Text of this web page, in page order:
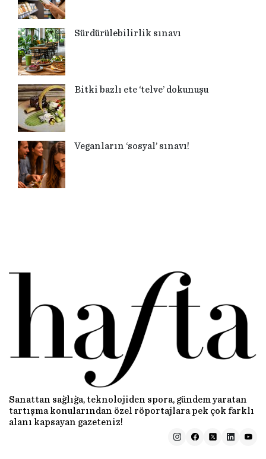
Sürdürülebilirlik sınavı
Bitki bazlı ete ‘telve’ dokunuşu
Veganların ‘sosyal’ sınavı!
Sanattan sağlığa, teknolojiden spora, gündem yaratan
tartışma konularından özel röportajlara pek çok farklı
alanı kapsayan gazeteniz!